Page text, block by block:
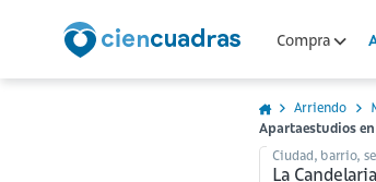
Compra
Arriendo
Apartaestudios
Ciudad, barrio,